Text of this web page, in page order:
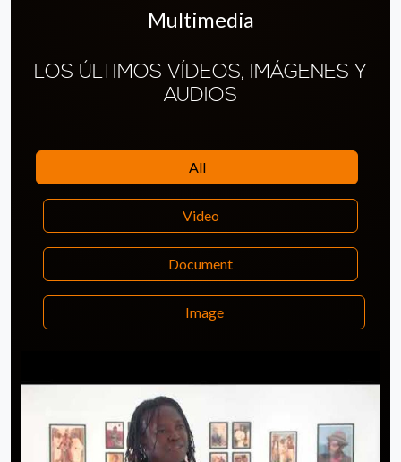
Multimedia
LOS ÚLTIMOS VÍDEOS, IMÁGENES Y
AUDIOS
All
Video
Document
Image